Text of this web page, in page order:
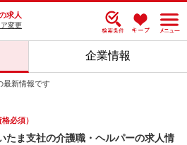
求人
変更
企業情報
最新情報です
必須）
たま支社の介護職・ヘルパーの求人情